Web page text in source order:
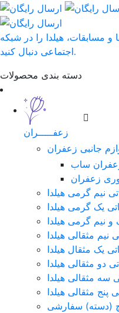
و مسابقات، هیلدا را در شبکه
اجتماعی دنبال کنید.
دسته بندی محصولات
زعفـــــران
جانبی زعفران
ساب
زعفران
نیم گرمی هیلدا
یک گرمی هیلدا
نیم گرمی هیلدا
مثقالی هیلدا
یک مثقال هیلدا
دو مثقالی هیلدا
سه مثقالی هیلدا
مثقالی هیلدا
(دسته) سفارشی